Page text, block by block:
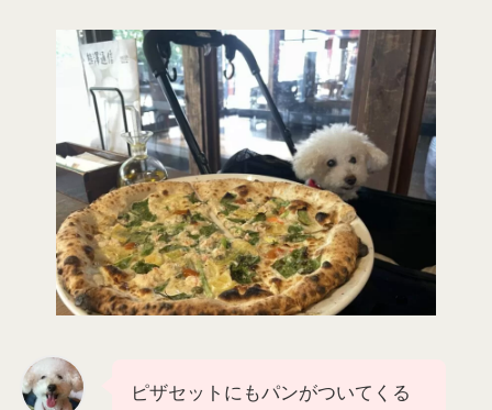
ピザセットにもパンがついてくる